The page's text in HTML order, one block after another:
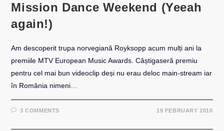
Mission Dance Weekend (Yeeah
again!)
Am descoperit trupa norvegiană Royksopp acum mulți ani la
premiile MTV European Music Awards. Câștigaseră premiu
pentru cel mai bun videoclip deși nu erau deloc main-stream iar
în România nimeni…
3 COMMENTS 19 FEBRUARY 2010